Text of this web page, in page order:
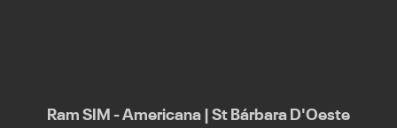
Ram SIM - Americana | St Bárbara D'Oeste